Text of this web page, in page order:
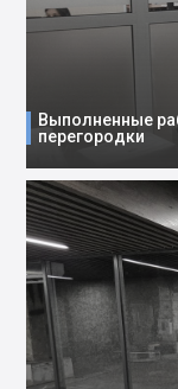
Выполненные
перегородки